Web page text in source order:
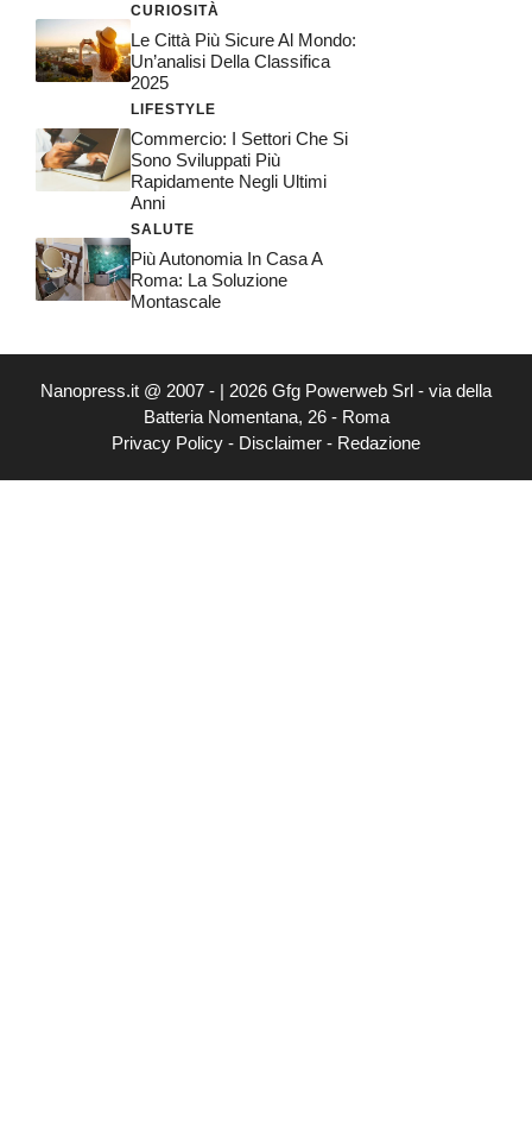
CURIOSITÀ
Le Città Più Sicure Al Mondo:
Un’analisi Della Classifica
2025
LIFESTYLE
Commercio: I Settori Che Si
Sono Sviluppati Più
Rapidamente Negli Ultimi
Anni
SALUTE
Più Autonomia In Casa A
Roma: La Soluzione
Montascale
Nanopress.it @ 2007 - | 2026 Gfg Powerweb Srl - via della
Batteria Nomentana, 26 - Roma
Privacy Policy - Disclaimer - Redazione